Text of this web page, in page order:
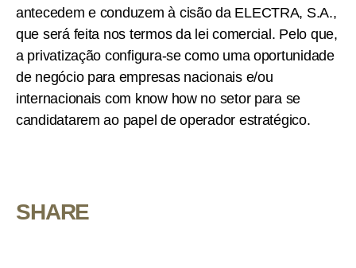
antecedem e conduzem à cisão da ELECTRA, S.A.,
que será feita nos termos da lei comercial. Pelo que,
a privatização configura-se como uma oportunidade
de negócio para empresas nacionais e/ou
internacionais com know how no setor para se
candidatarem ao papel de operador estratégico.
SHARE